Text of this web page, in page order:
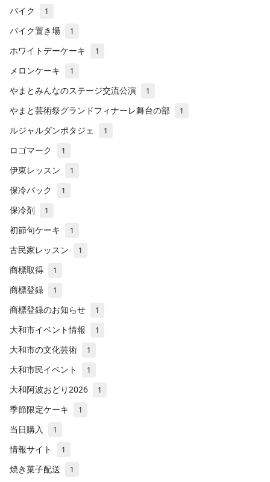
バイク 1
バイク置き場 1
ホワイトデーケーキ 1
メロンケーキ 1
やまとみんなのステージ交流公演 1
やまと芸術祭グランドフィナーレ舞台の部 1
ルジャルダンポタジェ 1
ロゴマーク 1
伊東レッスン 1
保冷バック 1
保冷剤 1
初節句ケーキ 1
古民家レッスン 1
商標取得 1
商標登録 1
商標登録のお知らせ 1
大和市イベント情報 1
大和市の文化芸術 1
大和市民イベント 1
大和阿波おどり2026 1
季節限定ケーキ 1
当日購入 1
情報サイト 1
焼き菓子配送 1